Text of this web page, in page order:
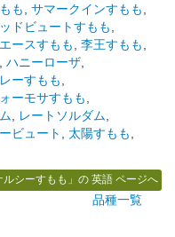
も サマークインすもも
ドビュートすもも
ースすもも 李王すもも
ハニーローザ
ーすもも
ーモサすもも
レートソルダム
ビュート 太陽すもも
ルシーすもも」の 英語 ページへ
品種一覧